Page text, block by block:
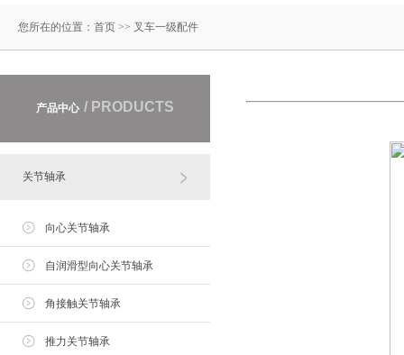
您所在的位置： 首页 >> 叉车一级配件
产品中心 / PRODUCTS
关节轴承
向心关节轴承
自润滑型向心关节轴承
角接触关节轴承
推力关节轴承